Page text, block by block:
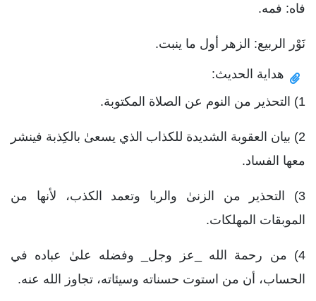
فاه: فمه.
نَوْر الربيع: الزهر أول ما ينبت.
هداية الحديث:
1) التحذير من النوم عن الصلاة المكتوبة.
2) بيان العقوبة الشديدة للكذاب الذي يسعىٰ بالكِذبة فينشر
معها الفساد.
3) التحذير من الزنىٰ والربا وتعمد الكذب، لأنها من
الموبقات المهلكات.
4) من رحمة الله _عز وجل_ وفضله علىٰ عباده في
الحساب، أن من استوت حسناته وسيئاته، تجاوز الله عنه.